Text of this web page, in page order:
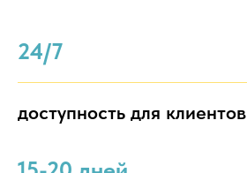
24/7
доступность для клиентов